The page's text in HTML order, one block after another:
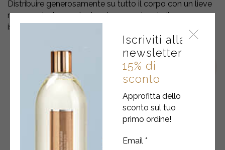
Iscriviti alla
newsletter
15% di
sconto
Approfitta dello
sconto sul tuo
primo ordine!
Distribuire generosamente su tutto il corpo con un lieve
massaggio. La sua texture leggera si assimila
istantaneamente.
POTREBBERO ANCHE